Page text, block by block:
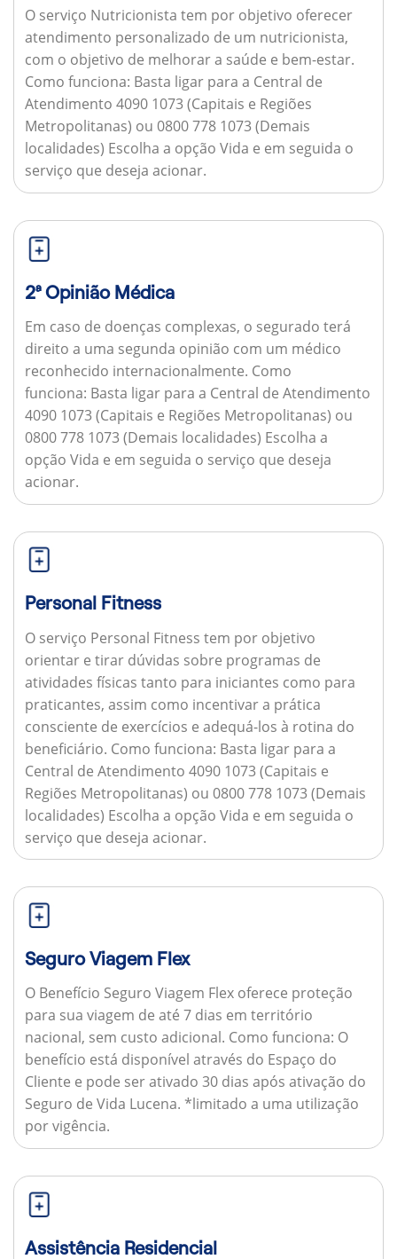
O serviço Nutricionista tem por objetivo oferecer
atendimento personalizado de um nutricionista,
com o objetivo de melhorar a saúde e bem-estar.
Como funciona: Basta ligar para a Central de
Atendimento 4090 1073 (Capitais e Regiões
Metropolitanas) ou 0800 778 1073 (Demais
localidades) Escolha a opção Vida e em seguida o
serviço que deseja acionar.
2ª Opinião Médica
Em caso de doenças complexas, o segurado terá
direito a uma segunda opinião com um médico
reconhecido internacionalmente. Como
funciona: Basta ligar para a Central de Atendimento
4090 1073 (Capitais e Regiões Metropolitanas) ou
0800 778 1073 (Demais localidades) Escolha a
opção Vida e em seguida o serviço que deseja
acionar.
Personal Fitness
O serviço Personal Fitness tem por objetivo
orientar e tirar dúvidas sobre programas de
atividades físicas tanto para iniciantes como para
praticantes, assim como incentivar a prática
consciente de exercícios e adequá-los à rotina do
beneficiário. Como funciona: Basta ligar para a
Central de Atendimento 4090 1073 (Capitais e
Regiões Metropolitanas) ou 0800 778 1073 (Demais
localidades) Escolha a opção Vida e em seguida o
serviço que deseja acionar.
Seguro Viagem Flex
O Benefício Seguro Viagem Flex oferece proteção
para sua viagem de até 7 dias em território
nacional, sem custo adicional. Como funciona: O
benefício está disponível através do Espaço do
Cliente e pode ser ativado 30 dias após ativação do
Seguro de Vida Lucena. *limitado a uma utilização
por vigência.
Assistência Residencial